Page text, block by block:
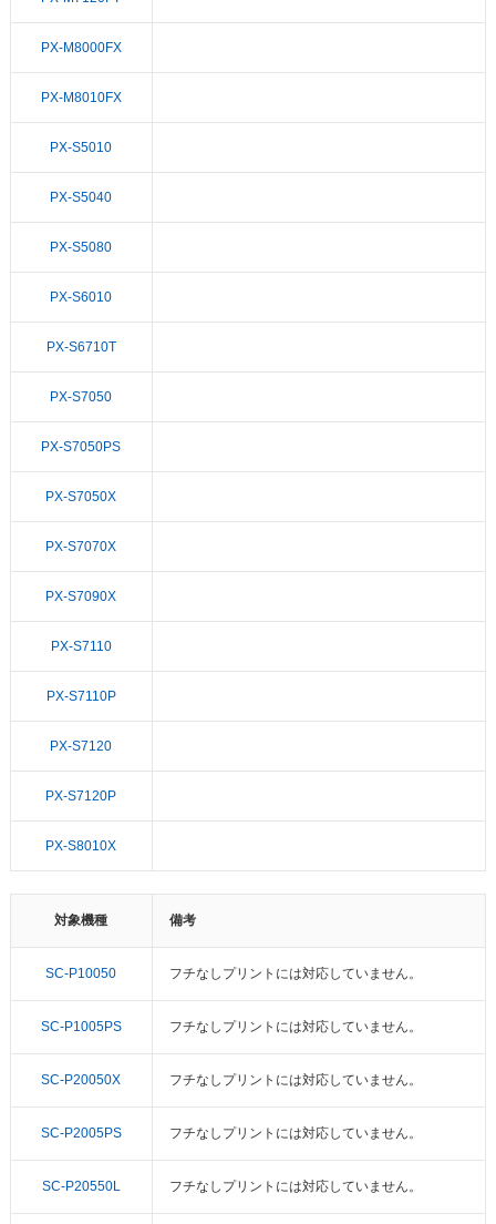
PX-M8000FX
PX-M8010FX
PX-S5010
PX-S5040
PX-S5080
PX-S6010
PX-S6710T
PX-S7050
PX-S7050PS
PX-S7050X
PX-S7070X
PX-S7090X
PX-S7110
PX-S7110P
PX-S7120
PX-S7120P
PX-S8010X
対象機種 備考
SC-P10050 フチなしプリントには対応していません。
SC-P1005PS フチなしプリントには対応していません。
SC-P20050X フチなしプリントには対応していません。
SC-P2005PS フチなしプリントには対応していません。
SC-P20550L フチなしプリントには対応していません。